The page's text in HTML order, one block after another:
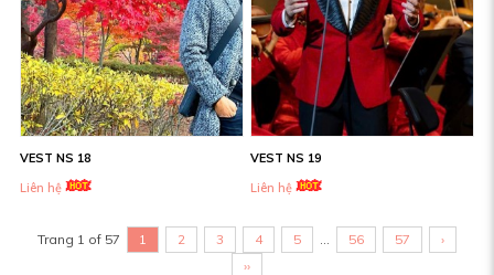
VEST NS 18
Liên hệ
VEST NS 19
Liên hệ
Trang 1 of 57 1 2 3 4 5 56 57
›
››